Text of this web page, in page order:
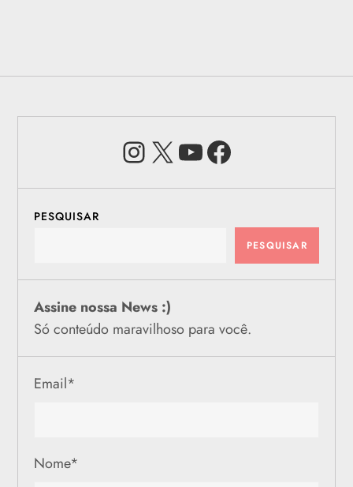
Instagram
X Youtube
PESQUISAR
PESQUISAR
Assine nossa News :)
Só conteúdo maravilhoso para você.
Email*
Nome*